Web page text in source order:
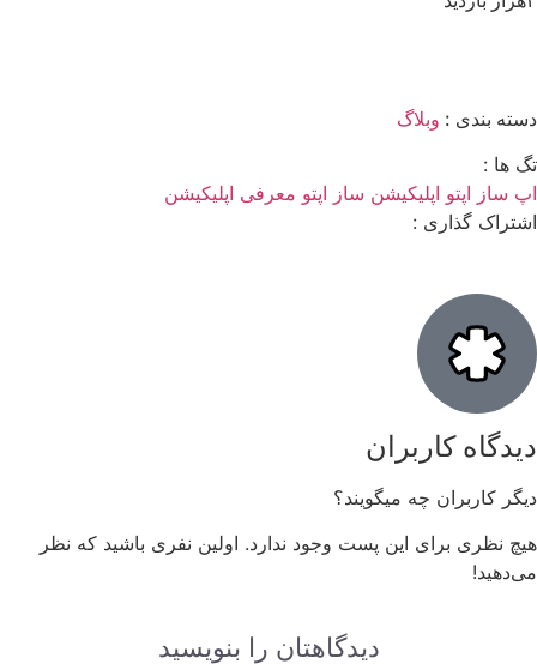
دسته بندی : وبلاگ
تگ ها :
اپ ساز اپتو اپلیکیشن ساز اپتو معرفی اپلیکیشن
اشتراک گذاری :
دیدگاه کاربران
دیگر کاربران چه میگویند؟
هیچ نظری برای این پست وجود ندارد. اولین نفری باشید که نظر
می‌دهید!
دیدگاهتان را بنویسید